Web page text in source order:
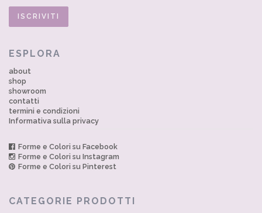
ESPLORA
about
shop
showroom
contatti
termini e condizioni
Informativa sulla privacy
Forme e Colori su Facebook
Forme e Colori su Instagram
Forme e Colori su Pinterest
CATEGORIE PRODOTTI